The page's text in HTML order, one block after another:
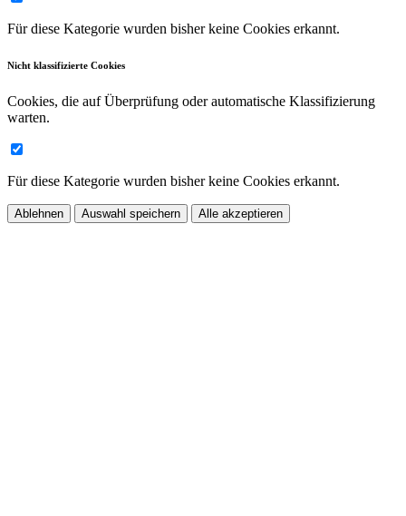
Für diese Kategorie wurden bisher keine Cookies erkannt.
Nicht klassifizierte Cookies
Cookies, die auf Überprüfung oder automatische Klassifizierung
warten.
Für diese Kategorie wurden bisher keine Cookies erkannt.
Ablehnen Auswahl speichern Alle akzeptieren